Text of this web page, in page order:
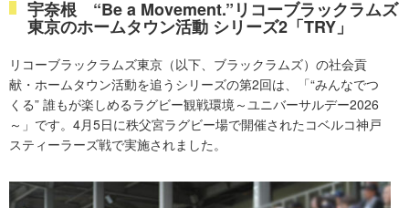
宇奈根 “Be a Movement.”リコーブラックラムズ
東京のホームタウン活動 シリーズ2「TRY」
リコーブラックラムズ東京（以下、ブラックラムズ）の社会貢
献・ホームタウン活動を追うシリーズの第2回は、「“みんなでつ
くる” 誰もが楽しめるラグビー観戦環境～ユニバーサルデー2026
～」です。4月5日に秩父宮ラグビー場で開催されたコベルコ神戸
スティーラーズ戦で実施されました。